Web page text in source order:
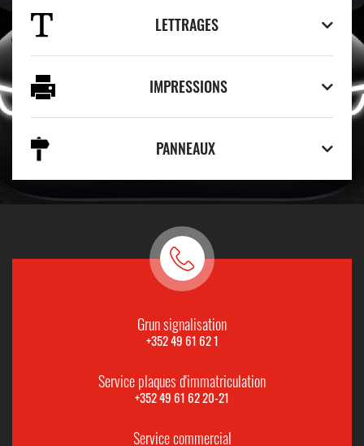
LETTRAGES
IMPRESSIONS
PANNEAUX
Grun signalisation
+352 49 61 62 1
Service plaques d'immatriculation
+352 49 61 62 20-21
Service commercial